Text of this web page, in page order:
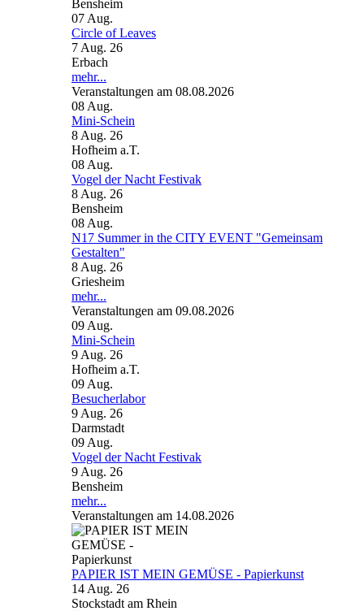
Bensheim
07 Aug.
Circle of Leaves
7 Aug. 26
Erbach
mehr...
Veranstaltungen am 08.08.2026
08 Aug.
Mini-Schein
8 Aug. 26
Hofheim a.T.
08 Aug.
Vogel der Nacht Festivak
8 Aug. 26
Bensheim
08 Aug.
N17 Summer in the CITY EVENT "Gemeinsam
Gestalten"
8 Aug. 26
Griesheim
mehr...
Veranstaltungen am 09.08.2026
09 Aug.
Mini-Schein
9 Aug. 26
Hofheim a.T.
09 Aug.
Besucherlabor
9 Aug. 26
Darmstadt
09 Aug.
Vogel der Nacht Festivak
9 Aug. 26
Bensheim
mehr...
Veranstaltungen am 14.08.2026
PAPIER IST MEIN GEMÜSE - Papierkunst
14 Aug. 26
Stockstadt am Rhein